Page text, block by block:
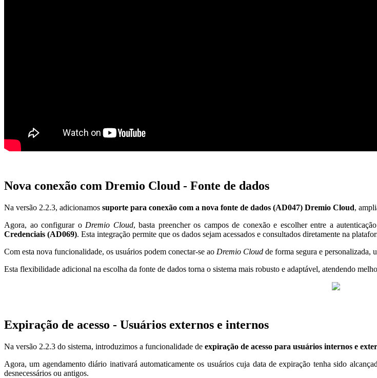
Nova conexão com Dremio Cloud - Fonte de dados
Na versão 2.2.3, adicionamos suporte para conexão com a nova fonte de dados (AD047) Dremio Cloud,
Agora, ao configurar o Dremio Cloud, basta preencher os campos de conexão e escolher entre a
Credenciais (AD069). Esta integração permite que os dados sejam acessados e consultados diretamente na
Com esta nova funcionalidade, os usuários podem conectar-se ao Dremio Cloud de forma segura e personalizada,
Esta flexibilidade adicional na escolha da fonte de dados torna o sistema mais robusto e adaptável, atendendo
Expiração de acesso - Usuários externos e internos
Na versão 2.2.3 do sistema, introduzimos a funcionalidade de expiração de acesso para usuários internos e
Agora, um agendamento diário inativará automaticamente os usuários cuja data de expiração tenha sido
desnecessários ou antigos.